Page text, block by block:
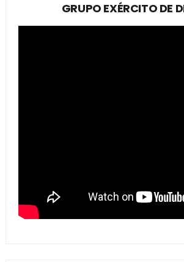
GRUPO EXÉRCITO DE